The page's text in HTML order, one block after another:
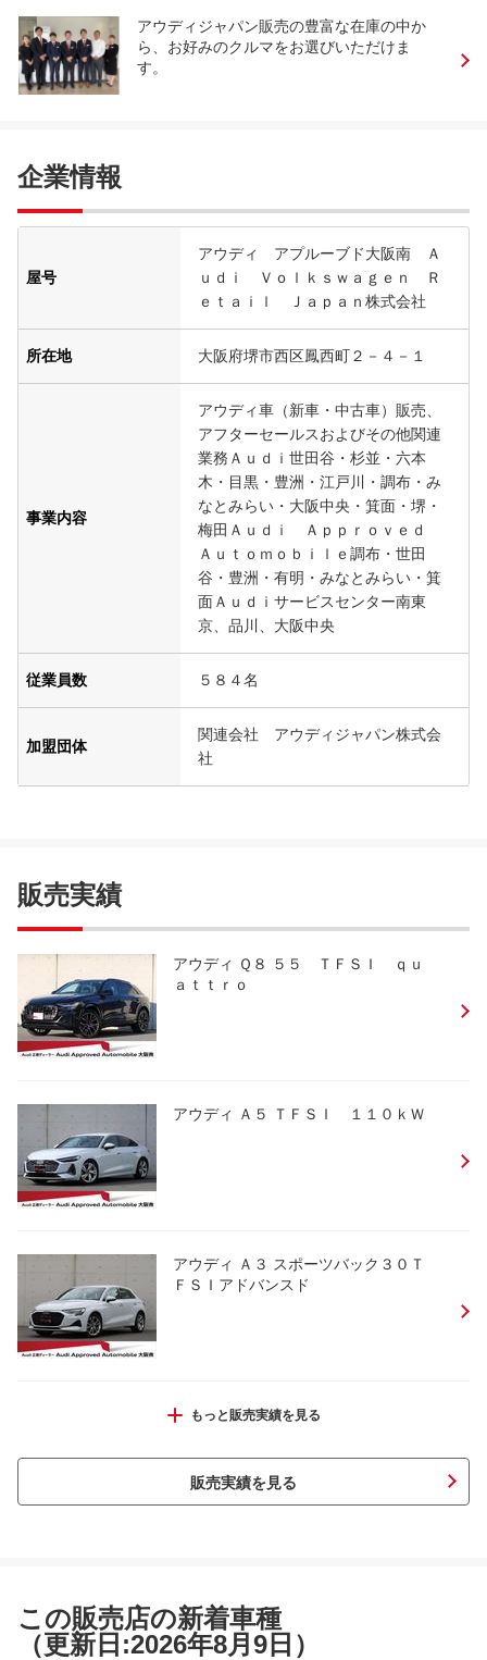
アウディジャパン販売の豊富な在庫の中か
ら、お好みのクルマをお選びいただけま
す。
企業情報
屋号
アウディ アプルーブド大阪南 Ａ
ｕｄｉ Ｖｏｌｋｓｗａｇｅｎ Ｒ
ｅｔａｉｌ Ｊａｐａｎ株式会社
所在地 大阪府堺市西区鳳西町２－４－１
事業内容
アウディ車（新車・中古車）販売、
アフターセールスおよびその他関連
業務Ａｕｄｉ世田谷・杉並・六本
木・目黒・豊洲・江戸川・調布・み
なとみらい・大阪中央・箕面・堺・
梅田Ａｕｄｉ Ａｐｐｒｏｖｅｄ
Ａｕｔｏｍｏｂｉｌｅ調布・世田
谷・豊洲・有明・みなとみらい・箕
面Ａｕｄｉサービスセンター南東
京、品川、大阪中央
従業員数 ５８４名
加盟団体
関連会社 アウディジャパン株式会
社
販売実績
アウディ Ｑ８ ５５ ＴＦＳＩ ｑｕ
ａｔｔｒｏ
アウディ Ａ５ ＴＦＳＩ １１０ｋＷ
アウディ Ａ３ スポーツバック３０Ｔ
ＦＳＩアドバンスド
アウディ Ａ３ スポーツバック３０ＴＦＳ
もっと販売実績を見る
販売実績を見る
この販売店の新着車種
（更新日:2026年8月9日）